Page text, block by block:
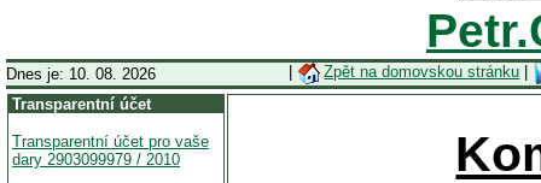
Dnes je: 10. 08. 2026 Zpět na domovskou stránku
Transparentní účet
Transparentní účet pro vaše
dary 2903099979 / 2010